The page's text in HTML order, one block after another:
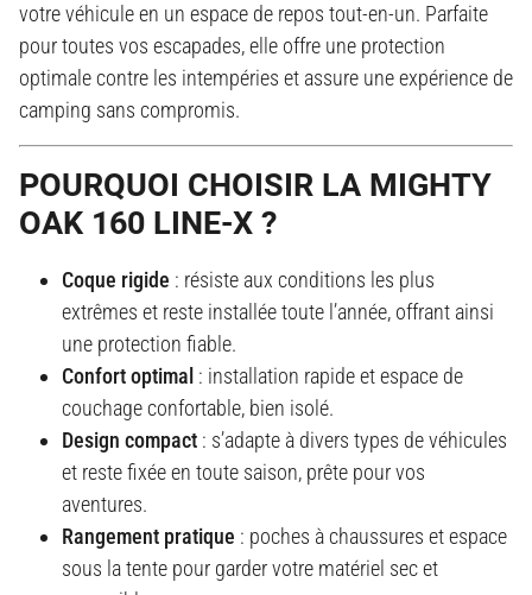
votre véhicule en un espace de repos tout-en-un. Parfaite
pour toutes vos escapades, elle offre une protection
optimale contre les intempéries et assure une expérience de
camping sans compromis.
POURQUOI CHOISIR LA MIGHTY
OAK 160 LINE-X ?
Coque rigide : résiste aux conditions les plus
extrêmes et reste installée toute l’année, offrant ainsi
une protection fiable.
Confort optimal : installation rapide et espace de
couchage confortable, bien isolé.
Design compact : s’adapte à divers types de véhicules
et reste fixée en toute saison, prête pour vos
aventures.
Rangement pratique : poches à chaussures et espace
sous la tente pour garder votre matériel sec et